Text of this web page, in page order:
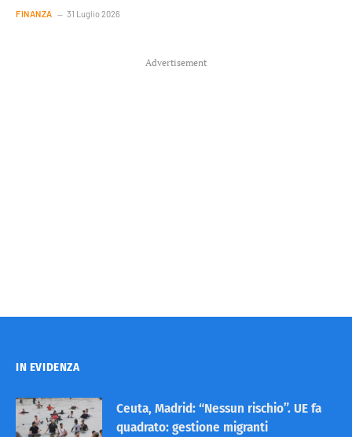
FINANZA 31 Luglio 2026
Advertisement
IN EVIDENZA
Ceuta, Madrid: “Nessun rischio”. UE fa
quadrato: gestione migranti